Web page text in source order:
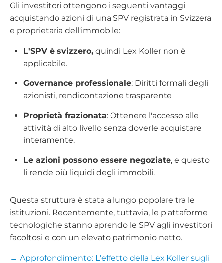
Gli investitori ottengono i seguenti vantaggi
acquistando azioni di una SPV registrata in Svizzera
e proprietaria dell'immobile:
L'SPV è svizzero, quindi Lex Koller non è
applicabile.
Governance professionale: Diritti formali degli
azionisti, rendicontazione trasparente
Proprietà frazionata: Ottenere l'accesso alle
attività di alto livello senza doverle acquistare
interamente.
Le azioni possono essere negoziate, e questo
li rende più liquidi degli immobili.
Questa struttura è stata a lungo popolare tra le
istituzioni. Recentemente, tuttavia, le piattaforme
tecnologiche stanno aprendo le SPV agli investitori
facoltosi e con un elevato patrimonio netto.
→ Approfondimento: L'effetto della Lex Koller sugli